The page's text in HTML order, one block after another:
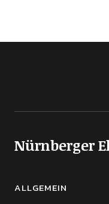
Nürnberger
ALLGEMEIN